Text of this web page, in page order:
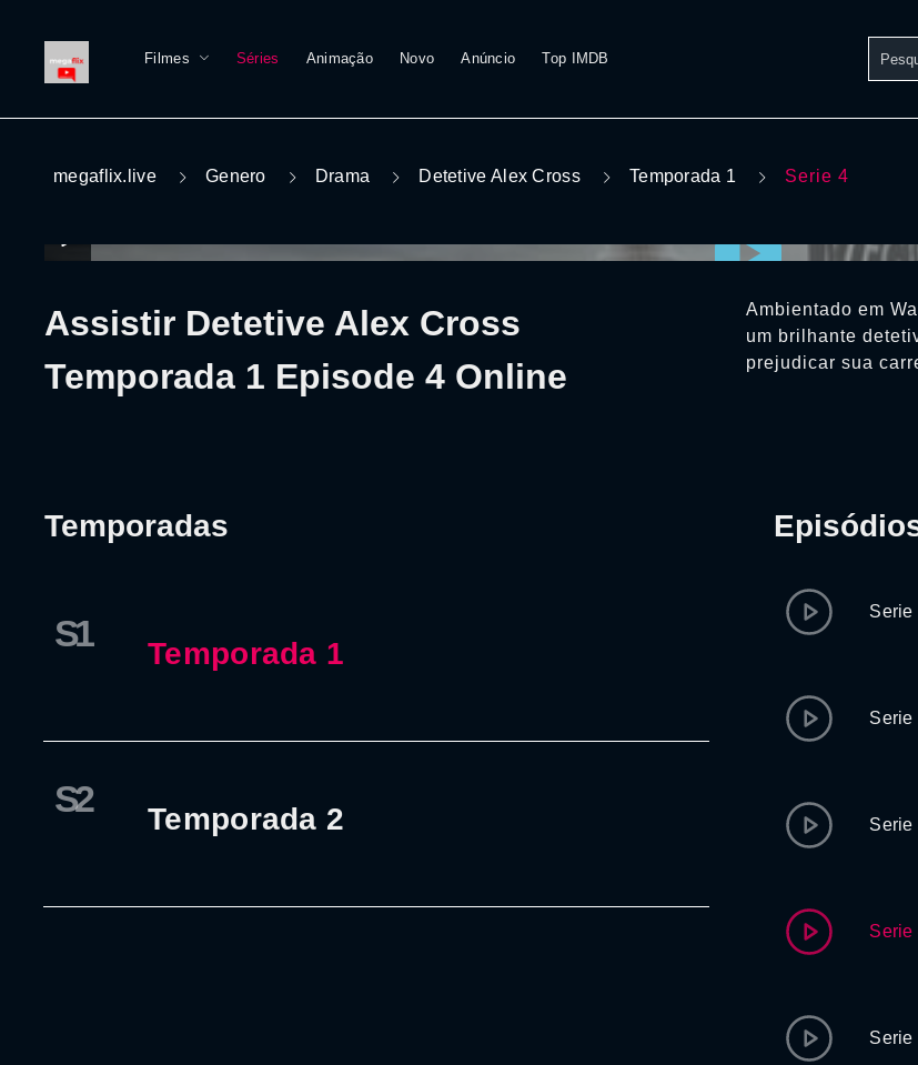
Filmes Séries Animação Novo Anúncio Top IMDB
megaflix.live Genero Drama Detetive Alex Cross Temporada 1 Serie 4
Assistir Detetive Alex Cross
Temporada 1 Episode 4 Online
Ambientado em
um brilhante
prejudicar sua
Temporadas
S1 Temporada 1
S2 Temporada 2
Serie
Serie
Serie
Serie
Serie